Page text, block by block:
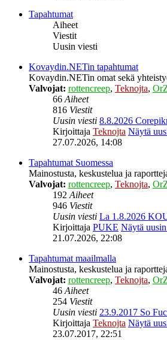
Tapahtumat
Aiheet
Viestit
Uusin viesti
Kovaydin.NETin tapahtumat
Kovaydin.NETin omat sekä
Valvojat: rottencreep, Teknojta,
66Aiheet
816 Viestit
Uusin viesti 8.8.2026
Kirjoittaja Teknojta Näytä
27.07.2026, 14:08
Tapahtumat Suomessa
Mainostusta, keskustelua ja
Valvojat: rottencreep, Teknojta,
192Aiheet
946 Viestit
Uusin viesti La 1.8.2026
Kirjoittaja PUKE Näytä
21.07.2026, 22:08
Tapahtumat maailmalla
Mainostusta, keskustelua ja
Valvojat: rottencreep, Teknojta,
46Aiheet
254 Viestit
Uusin viesti 23.9.2017 So
Kirjoittaja Teknojta Näytä
23.07.2017, 22:51